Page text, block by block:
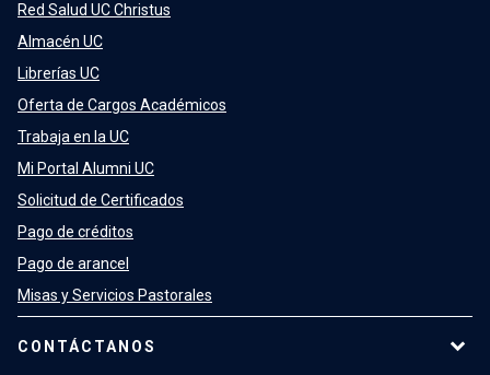
Red Salud UC Christus
Almacén UC
Librerías UC
Oferta de Cargos Académicos
Trabaja en la UC
Mi Portal Alumni UC
Solicitud de Certificados
Pago de créditos
Pago de arancel
Misas y Servicios Pastorales
CONTÁCTANOS